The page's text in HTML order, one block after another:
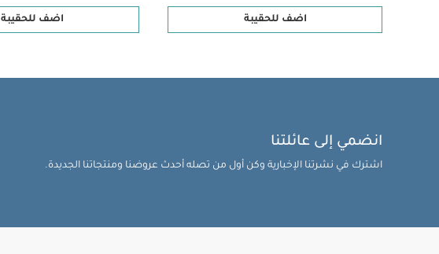
اضف للحقيبة اضف للحقيبة
انضمي إلى عائلتنا
اشترك في نشرتنا الإخبارية وكن أول من تصله أحدث عروضنا ومنتجاتنا الجديدة.